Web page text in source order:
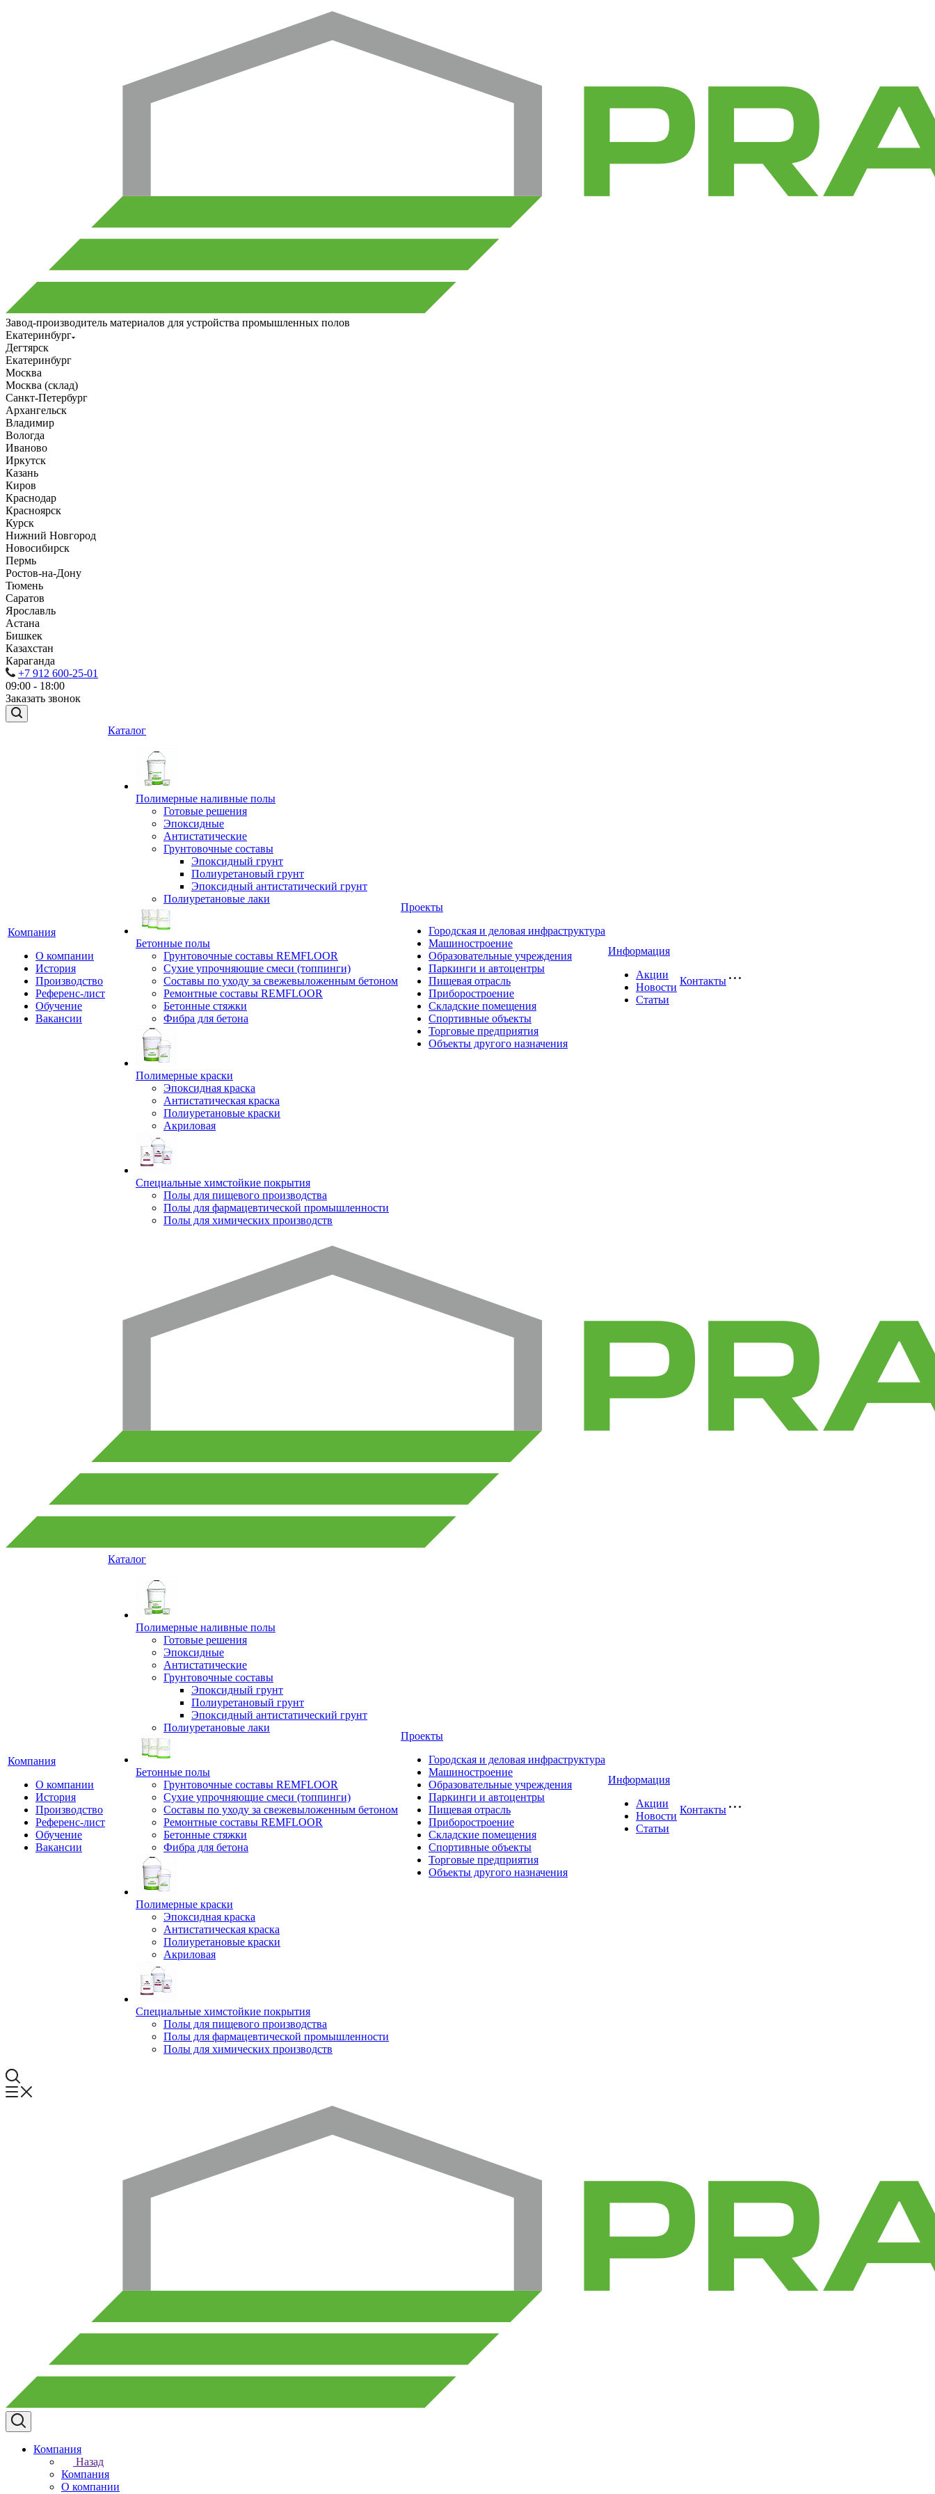
Завод-производитель материалов для устройства промышленных полов
Екатеринбург
Дегтярск
Екатеринбург
Москва
Москва (склад)
Санкт-Петербург
Архангельск
Владимир
Вологда
Иваново
Иркутск
Казань
Киров
Краснодар
Красноярск
Курск
Нижний Новгород
Новосибирск
Пермь
Ростов-на-Дону
Тюмень
Саратов
Ярославль
Астана
Бишкек
Казахстан
Караганда
+7 912 600-25-01
09:00 - 18:00
Заказать звонок
Компания
О компании
История
Производство
Референс-лист
Обучение
Вакансии
Каталог
Полимерные наливные полы
Готовые решения
Эпоксидные
Антистатические
Грунтовочные составы
Эпоксидный грунт
Полиуретановый грунт
Эпоксидный антистатический грунт
Полиуретановые лаки
Бетонные полы
Грунтовочные составы REMFLOOR
Сухие упрочняющие смеси (топпинги)
Составы по уходу за свежевыложенным бетоном
Ремонтные составы REMFLOOR
Бетонные стяжки
Фибра для бетона
Полимерные краски
Эпоксидная краска
Антистатическая краска
Полиуретановые краски
Акриловая
Специальные химстойкие покрытия
Полы для пищевого производства
Полы для фармацевтической промышленности
Полы для химических производств
Проекты
Городская и деловая инфраструктура
Машиностроение
Образовательные учреждения
Паркинги и автоцентры
Пищевая отрасль
Приборостроение
Складские помещения
Спортивные объекты
Торговые предприятия
Объекты другого назначения
Информация
Акции
Новости
Статьи
Контакты
Компания
О компании
История
Производство
Референс-лист
Обучение
Вакансии
Каталог
Полимерные наливные полы
Готовые решения
Эпоксидные
Антистатические
Грунтовочные составы
Эпоксидный грунт
Полиуретановый грунт
Эпоксидный антистатический грунт
Полиуретановые лаки
Бетонные полы
Грунтовочные составы REMFLOOR
Сухие упрочняющие смеси (топпинги)
Составы по уходу за свежевыложенным бетоном
Ремонтные составы REMFLOOR
Бетонные стяжки
Фибра для бетона
Полимерные краски
Эпоксидная краска
Антистатическая краска
Полиуретановые краски
Акриловая
Специальные химстойкие покрытия
Полы для пищевого производства
Полы для фармацевтической промышленности
Полы для химических производств
Проекты
Городская и деловая инфраструктура
Машиностроение
Образовательные учреждения
Паркинги и автоцентры
Пищевая отрасль
Приборостроение
Складские помещения
Спортивные объекты
Торговые предприятия
Объекты другого назначения
Информация
Акции
Новости
Статьи
Контакты
Компания
Назад
Компания
О компании